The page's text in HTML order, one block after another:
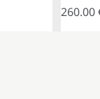
260.00